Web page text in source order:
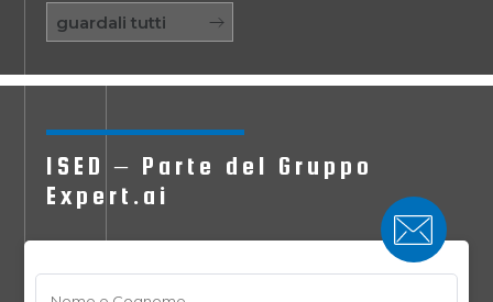
guardali tutti
ISED – Parte del Gruppo
Expert.ai